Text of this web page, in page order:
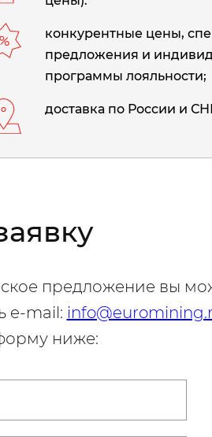
конкурентные цены,
предложения и
программы лояльности;
доставка по России и
предложение вы
e-mail:
ниже: